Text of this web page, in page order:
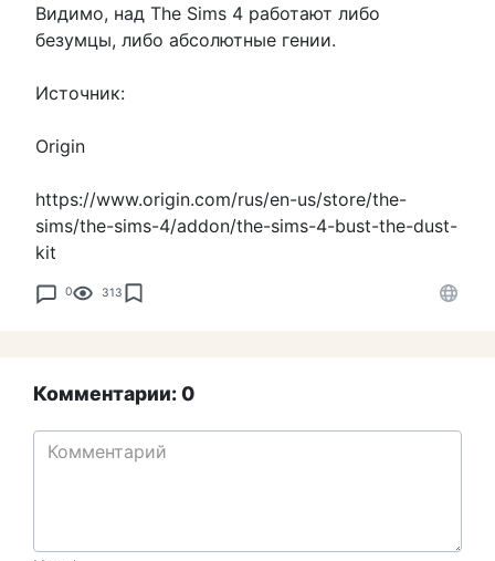
Видимо, над The Sims 4 работают либо
безумцы, либо абсолютные гении.
Источник:
Origin
https://www.origin.com/rus/en-us/store/the-
sims/the-sims-4/addon/the-sims-4-bust-the-dust-
kit
0 313
Комментарии: 0